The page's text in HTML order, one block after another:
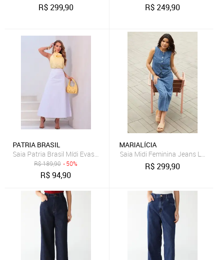
R$299,90 R$249,90
PATRIA BRASIL
Saia Patria Brasil Mídi Evasê Branca de Jeans Feminina
R$189,90 - 50%
R$94,90
MARIALÍCIA
Saia Midi Feminina Jeans
R$299,90